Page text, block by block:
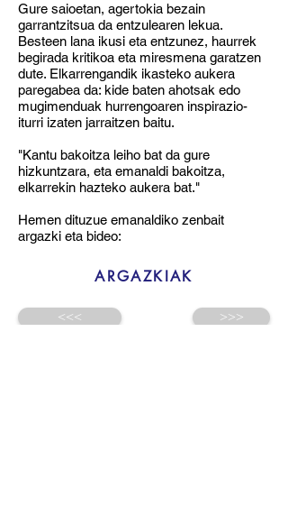
Gure saioetan, agertokia bezain
garrantzitsua da entzulearen lekua.
Besteen lana ikusi eta entzunez, haurrek
begirada kritikoa eta miresmena garatzen
dute. Elkarrengandik ikasteko aukera
paregabea da: kide baten ahotsak edo
mugimenduak hurrengoaren inspirazio-
iturri izaten jarraitzen baitu.
"Kantu bakoitza leiho bat da gure
hizkuntzara, eta emanaldi bakoitza,
elkarrekin hazteko aukera bat."
Hemen dituzue emanaldiko zenbait
argazki eta bideo:
ARGAZKIAK
<<< >>>